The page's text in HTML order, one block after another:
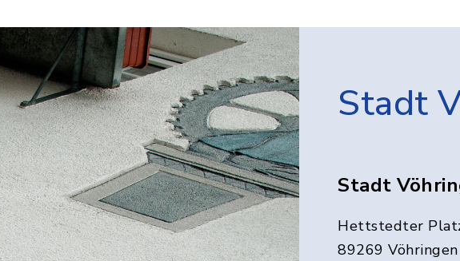
Stadt
Stadt
Hettstedter
89269 Vöhringen